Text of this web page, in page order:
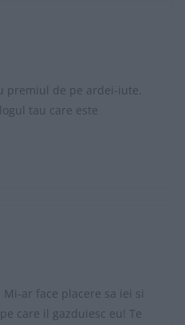
premiul de pe ardei-iute.
tau care este
ar face placere sa iei si
care il gazduiesc eu! Te